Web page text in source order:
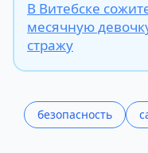
В Витебске
месячную
стражу
безопасность